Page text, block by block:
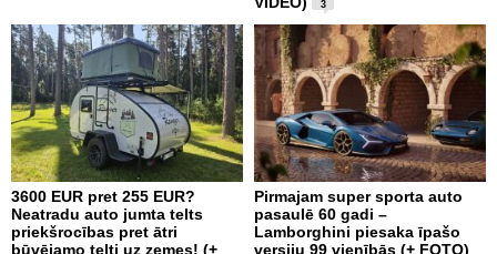
3
3600 EUR pret 255 EUR?
Neatradu auto jumta telts
priekšrocības pret ātri
būvējamo telti uz zemes! (+
Pirmajam super sporta auto
pasaulē 60 gadi –
Lamborghini piesaka īpašo
versiju 99 vienībās (+ FOTO)